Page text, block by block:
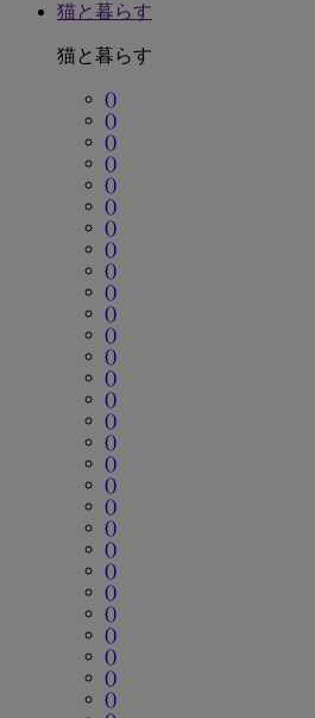
猫と暮らす
猫と暮らす
()
()
()
()
()
()
()
()
()
()
()
()
()
()
()
()
()
()
()
()
()
()
()
()
()
()
()
()
()